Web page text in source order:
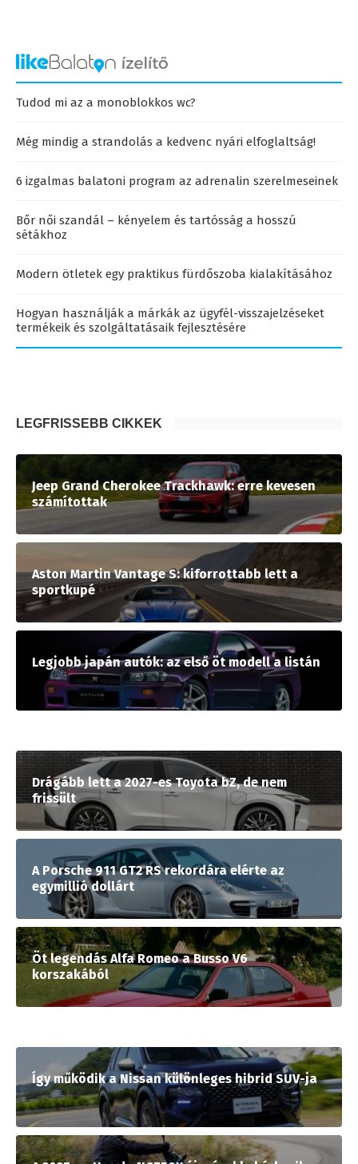
Tudod mi az a monoblokkos wc?
Még mindig a strandolás a kedvenc nyári elfoglaltság!
6 izgalmas balatoni program az adrenalin szerelmeseinek
Bőr női szandál – kényelem és tartósság a hosszú
sétákhoz
Modern ötletek egy praktikus fürdőszoba kialakításához
Hogyan használják a márkák az ügyfél-visszajelzéseket
termékeik és szolgáltatásaik fejlesztésére
LEGFRISSEBB CIKKEK
Jeep Grand Cherokee Trackhawk: erre kevesen
számítottak
Aston Martin Vantage S: kiforrottabb lett a
sportkupé
Legjobb japán autók: az első öt modell a listán
Drágább lett a 2027-es Toyota bZ, de nem
frissült
A Porsche 911 GT2 RS rekordára elérte az
egymillió dollárt
Öt legendás Alfa Romeo a Busso V6
korszakából
Így működik a Nissan különleges hibrid SUV-ja